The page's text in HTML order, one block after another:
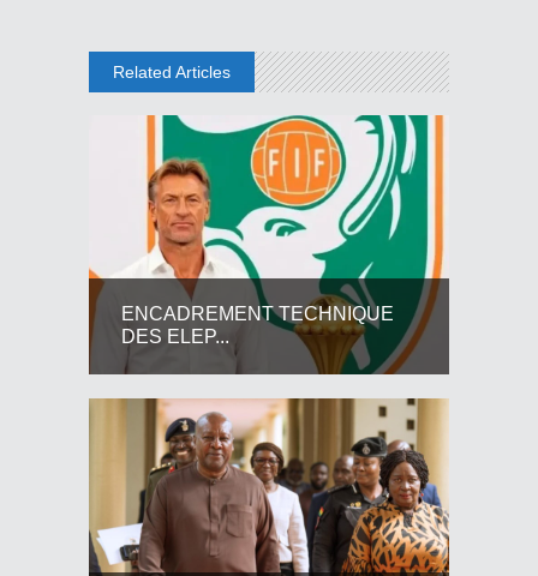
Related Articles
ENCADREMENT TECHNIQUE
DES ELEP...